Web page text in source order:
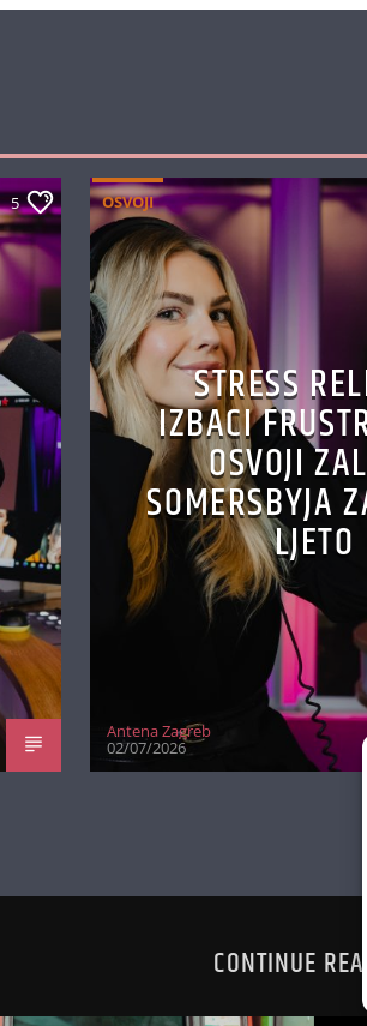
5 OSVOJI
STRESS
IZBACI
OSVOJI
SOMERSBYJA
LJETO
Antena Zagreb
02/07/2026
CONTINUE